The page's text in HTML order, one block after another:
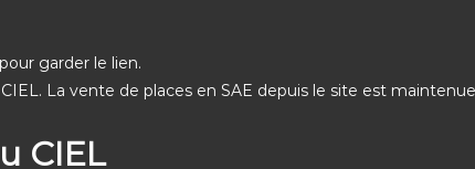
garder le lien.
La vente de places en SAE depuis le site est
CIEL